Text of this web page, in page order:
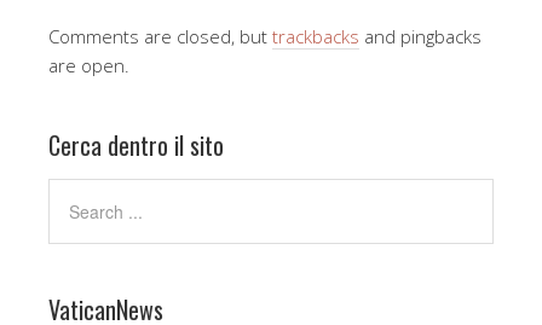
Comments are closed, but trackbacks and pingbacks
are open.
Cerca dentro il sito
VaticanNews